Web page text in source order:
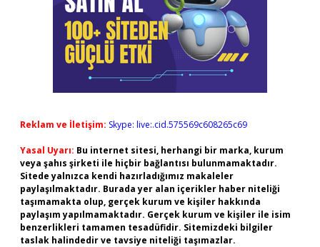
Reklam ve İletişim: Skype: live:.cid.575569c608265c69
Yasal Uyarı: Bu internet sitesi, herhangi bir marka, kurum
veya şahıs şirketi ile hiçbir bağlantısı bulunmamaktadır.
Sitede yalnızca kendi hazırladığımız makaleler
paylaşılmaktadır. Burada yer alan içerikler haber niteliği
taşımamakta olup, gerçek kurum ve kişiler hakkında
paylaşım yapılmamaktadır. Gerçek kurum ve kişiler ile isim
benzerlikleri tamamen tesadüfidir. Sitemizdeki bilgiler
taslak halindedir ve tavsiye niteliği taşımazlar.